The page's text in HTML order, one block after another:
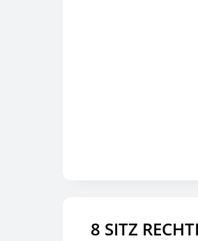
8 SITZ